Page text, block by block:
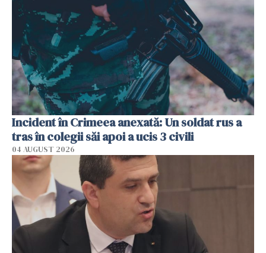
Incident în Crimeea anexată: Un soldat rus a
tras în colegii săi apoi a ucis 3 civili
04 AUGUST 2026